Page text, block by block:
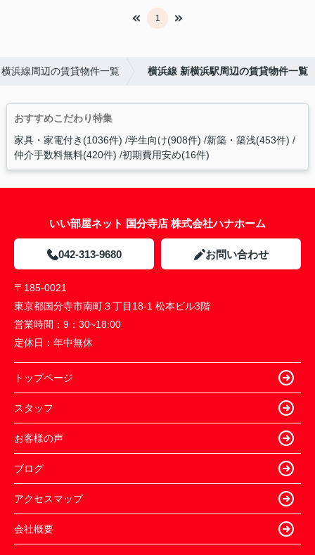
1
横浜線周辺の賃貸物件一覧 横浜線 新横浜駅周辺の賃貸物件一覧
おすすめこだわり特集
家具・家電付き(1036件) 学生向け(908件) 新築・築浅(453件)
仲介手数料無料(420件) 初期費用安め(16件)
いい部屋ネット 国分寺店 株式会社ハナホーム
042-313-9680 お問い合わせ
〒185-0021
東京都国分寺市南町３丁目18-1 松本ビル3階
営業時間： 9：30~18:00
定休日： 年中無休
トップページ
スタッフ
お客様の声
ブログ
アクセスマップ
会社概要